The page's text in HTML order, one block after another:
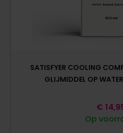
SATISFYER COOLING
GLIJMIDDEL OP
Op
€